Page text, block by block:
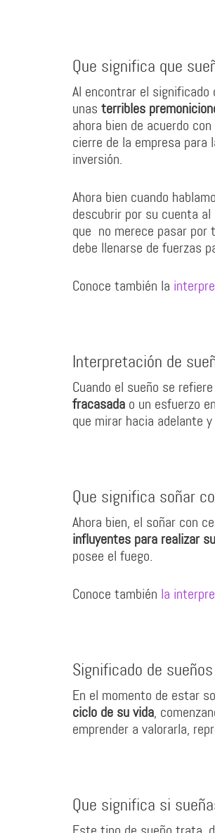
Que significa que
Al encontrar el significado
unas terribles
ahora bien de acuerdo
cierre de la empresa para
inversión.
Ahora bien cuando
descubrir por su cuenta
que no merece pasar por
debe llenarse de fuerzas
Conoce también la
Interpretación de
Cuando el sueño se
fracasada o un esfuerzo
que mirar hacia adelante
Que significa soñar
Ahora bien, el soñar con
influyentes para realizar
posee el fuego.
Conoce también la
Significado de
En el momento de estar
ciclo de su vida,
emprender a valorarla,
Que significa si